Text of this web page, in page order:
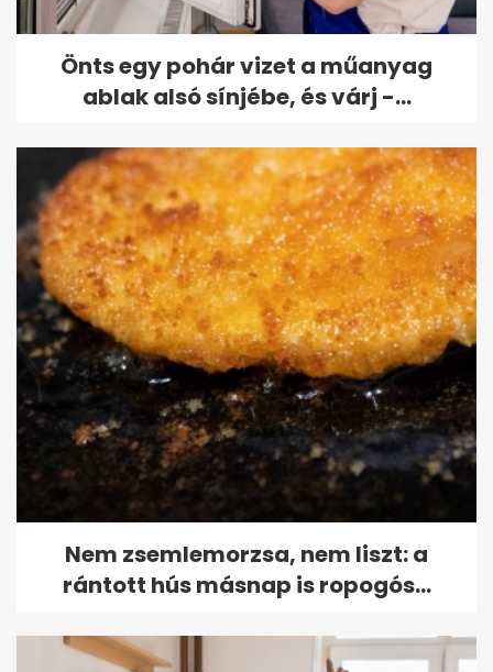
Önts egy pohár vizet a műanyag
ablak alsó sínjébe, és várj -...
Nem zsemlemorzsa, nem liszt: a
rántott hús másnap is ropogós...